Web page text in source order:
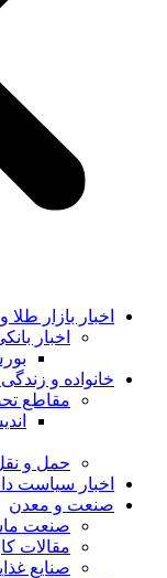
اخبار بازار طلا
اخبار
خانواده و
مقاطع
حمل و
اخبار سیاست
صنعت و معدن
صنعت
مقالات
صنایع